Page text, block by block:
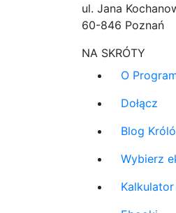
ul. Jana
60-846 Poznań
NA SKRÓTY
O
Dołącz
Blog
Wybierz
Kalkulator